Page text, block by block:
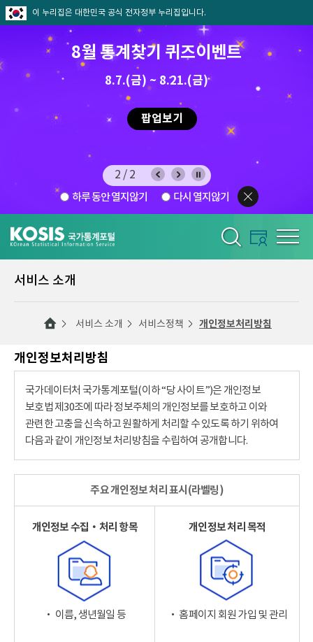
이 누리집은 대한민국 공식 전자정부 누리집입니다.
2026.7.29 ~ 8.7
8월 통계찾기 퀴즈이벤트
8.7.(금) ~ 8.21.(금)
팝업보기
2/2
하루 동안 열지않기 다시 열지않기
서비스 소개
서비스 소개 서비스정책 개인정보처리방침
개인정보처리방침
국가데이터처 국가통계포털(이하 “당 사이트”)은 개인정보
보호법 제30조에 따라 정보주체의 개인정보를 보호하고 이와
관련한 고충을 신속하고 원활하게 처리할 수 있도록 하기 위하여
다음과 같이 개인정보 처리방침을 수립하여 공개합니다.
주요 개인정보 처리 표시(라벨링)
개인정보 수집‧처리 항목
‧ 이름, 생년월일 등
개인정보 처리 목적
‧ 홈페이지 회원 가입 및 관리